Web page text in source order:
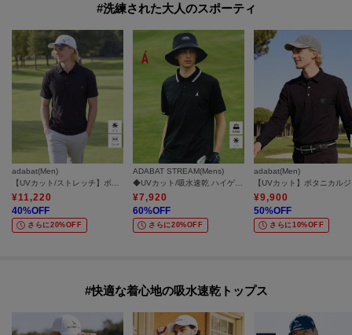
#洗練された大人のスポーティ
adabat(Men)
¥11,220
40%OFF
さらに20%OFF
ADABAT STREAM(Mens)
¥7,920
60%OFF
さらに20%OFF
adabat(Men)
¥9,900
50%OFF
さらに10%OFF
#快適な着心地の吸水速乾トップス